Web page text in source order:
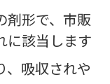
剤形で、市販
に該当します
、吸収されや